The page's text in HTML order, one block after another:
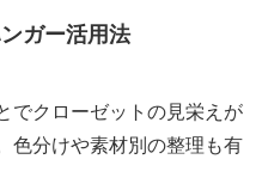
ガー活用法
でクローゼットの見栄えが
色分けや素材別の整理も有